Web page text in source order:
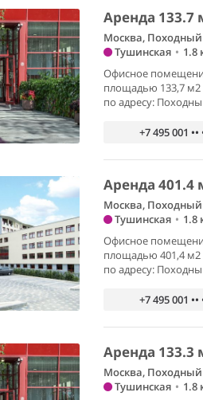
Аренда 133.7
Москва, Походный
Тушинская • 1.8
Офисное
площадью 133,7 м2
по адресу:
+7 495 001 ••
Аренда 401.4
Москва, Походный
Тушинская • 1.8
Офисное
площадью 401,4 м2
по адресу:
+7 495 001 ••
Аренда 133.3
Москва, Походный
Тушинская • 1.8